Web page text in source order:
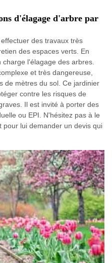
d'élagage d'arbre par
des travaux très
des espaces verts. En
l'élagage des arbres.
et très dangereuse,
de mètres du sol. Ce jardinier
contre les risques de
Il est invité à porter des
ou EPI. N'hésitez pas à le
lui demander un devis qui